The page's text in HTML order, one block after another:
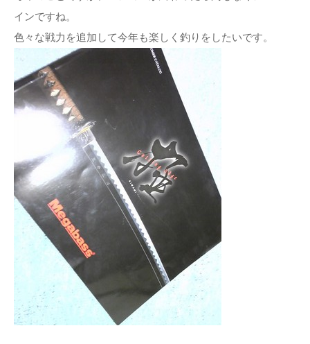
インですね。
色々な戦力を追加して今年も楽しく釣りをしたいです。